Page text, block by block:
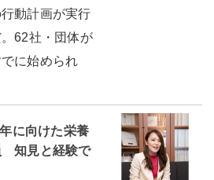
動計画が実行
62社・団体が
に始められ
に向けた栄養
知見と経験で